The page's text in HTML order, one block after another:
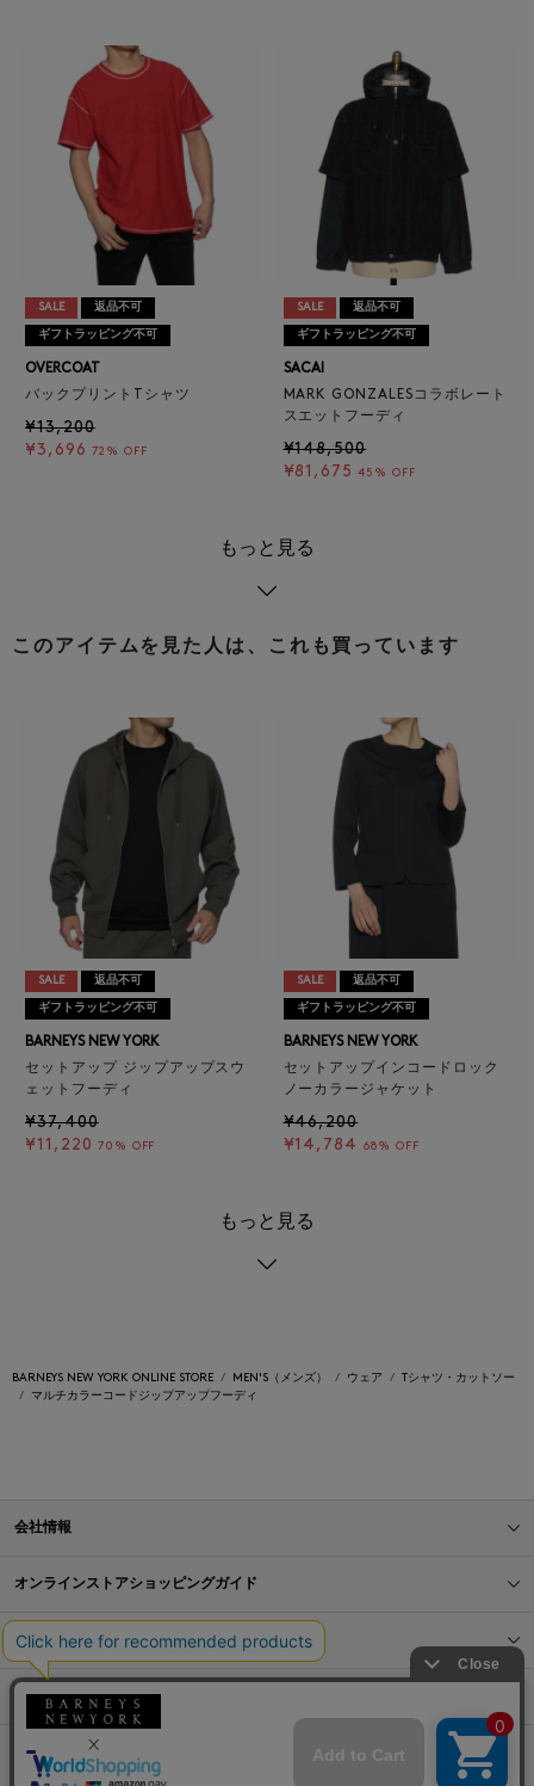
SALE 返品不可
ギフトラッピング不可
OVERCOAT
バックプリントTシャツ
¥13,200
¥3,696 72% OFF
SALE 返品不可
ギフトラッピング不可
SACAI
MARK GONZALESコラボレート
スエットフーディ
¥148,500
¥81,675 45% OFF
もっと見る
このアイテムを見た人は、これも買っています
SALE 返品不可
ギフトラッピング不可
BARNEYS NEW YORK
セットアップ ジップアップスウ
ェットフーディ
¥37,400
¥11,220 70% OFF
SALE 返品不可
ギフトラッピング不可
BARNEYS NEW YORK
セットアップインコードロック
ノーカラージャケット
¥46,200
¥14,784
68% OFF
もっと見る
BARNEYS NEW YORK ONLINE STORE MEN'S（メンズ） ウェア
Tシャツ・カットソー
マルチカラーコードジップアップフーディ
会社情報
オンラインストアショッピングガイド
店舗情報
サービス
BLOG